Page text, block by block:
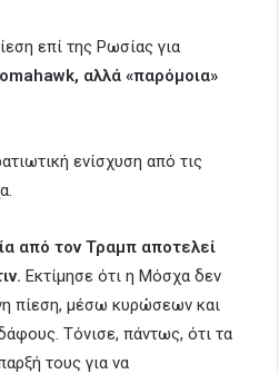
επί της Ρωσίας για
αλλά «παρόμοια»
ενίσχυση από τις
από τον Τραμπ αποτελεί
Εκτίμησε ότι η Μόσχα δεν
πίεση, μέσω κυρώσεων και
Τόνισε, πάντως, ότι τα
τους για να